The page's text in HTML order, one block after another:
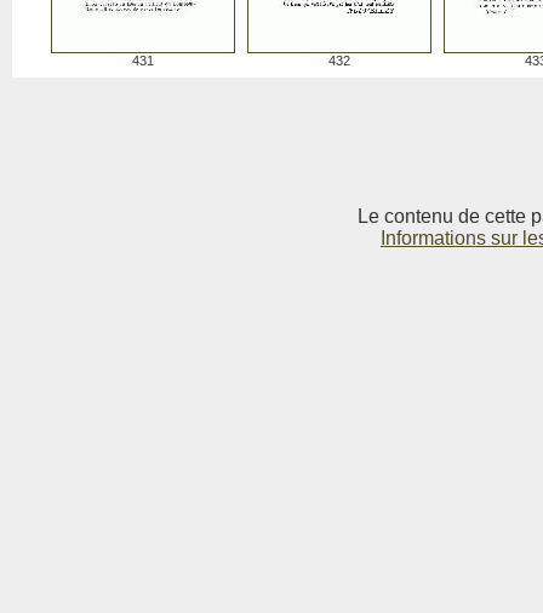
431 432
Le contenu de cette
Informations sur